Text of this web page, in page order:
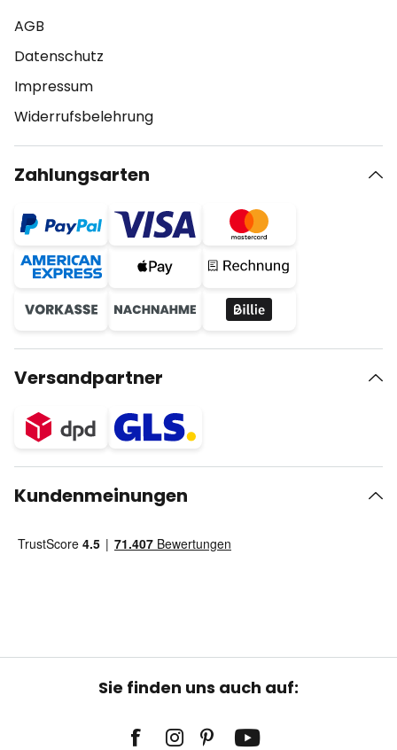
AGB
Datenschutz
Impressum
Widerrufsbelehrung
Zahlungsarten
Versandpartner
Kundenmeinungen
Sie finden uns auch auf: